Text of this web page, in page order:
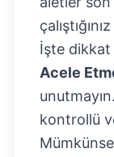
İşte
Acele
kontrollü